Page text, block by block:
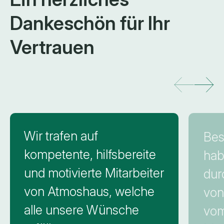
Dankeschön für Ihr
Vertrauen
Feedback von F. & S., Bottenwil
Wir trafen auf
kompetente, hilfsbereite
und motivierte Mitarbeiter
von Atmoshaus, welche
alle unsere Wünsche